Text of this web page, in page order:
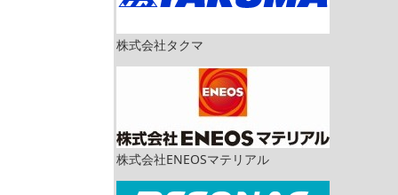
株式会社タクマ
株式会社ENEOSマテリアル